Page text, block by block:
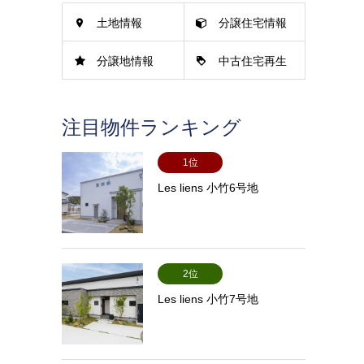
土地情報 分譲住宅情報
分譲地情報 中古住宅再生
注目物件ランキング
1位
Les liens 小竹6号地
2位
Les liens 小竹7号地